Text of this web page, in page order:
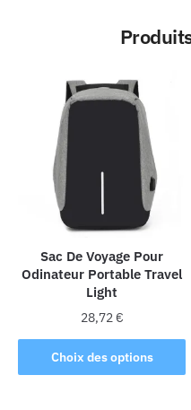
Sac De Voyage Pour
Odinateur Portable Travel
Light
28,72€
Choix des options
Ce
produit